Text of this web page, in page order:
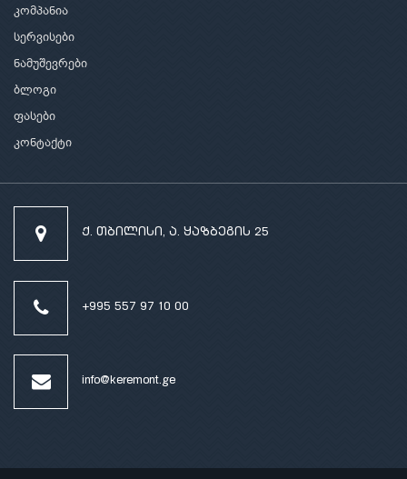
კომპანია
სერვისები
ნამუშევრები
ბლოგი
ფასები
კონტაქტი
ქ. თბილისი, ა. ყაზბეგის 25
+995 557 97 10 00
info@keremont.ge